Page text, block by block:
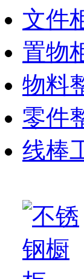
文件
置物
物料
零件
线棒